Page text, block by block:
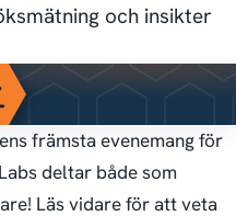
och insikter
främsta evenemang för
deltar både som
Läs vidare för att veta